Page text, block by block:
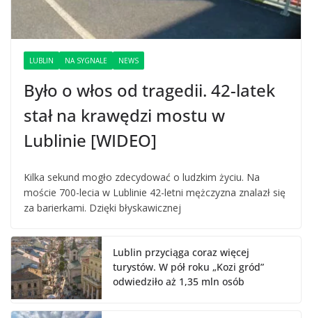
LUBLIN NA SYGNALE NEWS
Było o włos od tragedii. 42-latek
stał na krawędzi mostu w
Lublinie [WIDEO]
Kilka sekund mogło zdecydować o ludzkim życiu. Na
moście 700-lecia w Lublinie 42-letni mężczyzna znalazł się
za barierkami. Dzięki błyskawicznej
Lublin przyciąga coraz więcej
turystów. W pół roku „Kozi gród”
odwiedziło aż 1,35 mln osób